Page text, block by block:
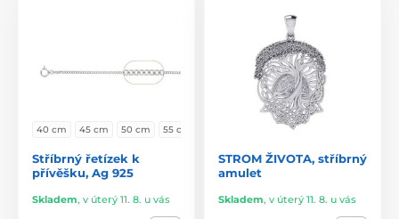
40 cm 45 cm 50 cm 55 cm
Stříbrný řetízek k
přívěšku, Ag 925
Skladem, v úterý 11. 8. u vás
STROM ŽIVOTA, stříbrný
amulet
Skladem, v úterý 11. 8. u vás